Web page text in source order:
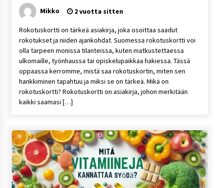
Mikko 2 vuotta sitten
Rokotuskortti on tärkeä asiakirja, joka osoittaa saadut
rokotukset ja niiden ajankohdat. Suomessa rokotuskortti voi
olla tarpeen monissa tilanteissa, kuten matkustettaessa
ulkomaille, työnhaussa tai opiskelupaikkaa hakiessa. Tässä
oppaassa kerromme, mistä saa rokotuskortin, miten sen
hankkiminen tapahtuu ja miksi se on tärkeä. Mikä on
rokotuskortti? Rokotuskortti on asiakirja, johon merkitään
kaikki saamasi […]